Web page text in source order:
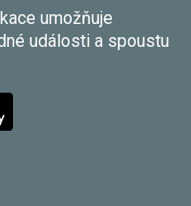
umožňuje
události a spoustu